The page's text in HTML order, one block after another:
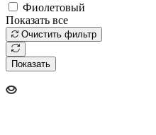
Фиолетовый
Показать все
Очистить фильтр
Показать